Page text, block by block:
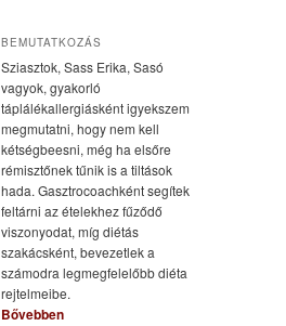
BEMUTATKOZÁS
Sziasztok, Sass Erika, Sasó
vagyok, gyakorló
táplálékallergiásként igyekszem
megmutatni, hogy nem kell
kétségbeesni, még ha elsőre
rémisztőnek tűnik is a tiltások
hada. Gasztrocoachként segítek
feltárni az ételekhez fűződő
viszonyodat, míg diétás
szakácsként, bevezetlek a
számodra legmegfelelőbb diéta
rejtelmeibe.
Bővebben